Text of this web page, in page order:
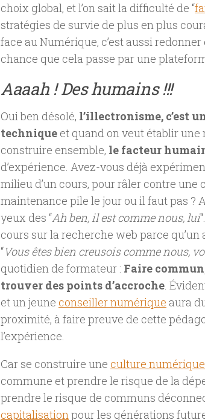
choix global, et l’on sait la difficulté de “
stratégies de survie de plus en plus
face au Numérique, c’est aussi
chance que cela passe par une
Aaaah ! Des humains !!!
Oui ben désolé, l’illectronisme, c’est
technique et quand on veut établir
construire ensemble, le facteur
d’expérience. Avez-vous déjà
milieu d’un cours, pour râler contre
maintenance pile le jour ou il faut pas ?
yeux des “Ah ben, il est comme nous, lui
cours sur la recherche web parce qu’un
“Vous êtes bien creusois comme nous,
quotidien de formateur : Faire
trouver des points d’accroche.
et un jeune conseiller numérique aura
proximité, à faire preuve de cette
l’expérience.
Car se construire une culture numérique
commune et prendre le risque de la
prendre le risque de communs
capitalisationpour les générations